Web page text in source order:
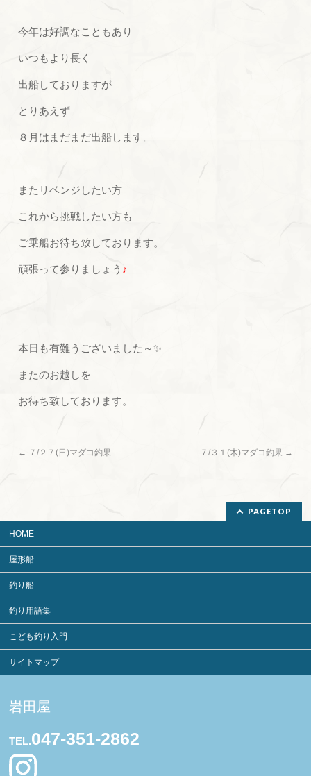
今年は好調なこともあり
いつもより長く
出船しておりますが
とりあえず
８月はまだまだ出船します。
またリベンジしたい方
これから挑戦したい方も
ご乗船お待ち致しております。
頑張って参りましょう ♪
本日も有難うございました～✨
またのお越しを
お待ち致しております。
← ７/２７(日)マダコ釣果 ７/３１(木)マダコ釣果 →
PAGETOP
HOME
屋形船
釣り船
釣り用語集
こども釣り入門
サイトマップ
岩田屋
TEL.047-351-2862